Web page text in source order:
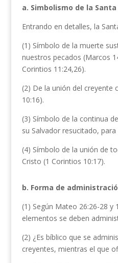
a. Simbolismo de la Santa
Entrando en detalles, la
(1) Símbolo de la muerte
nuestros pecados (Marcos
Corintios 11:24,26).
(2) De la unión del creyente
10:16).
(3) Símbolo de la continua
su Salvador resucitado,
(4) Símbolo de la unión de
Cristo (1 Corintios 10:17).
b. Forma de
(1) Según Mateo 26:26-28 y
elementos se deben
(2) ¿Es bíblico que se
creyentes, mientras el que